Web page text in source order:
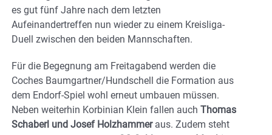
es gut fünf Jahre nach dem letzten
Aufeinandertreffen nun wieder zu einem Kreisliga-
Duell zwischen den beiden Mannschaften.
Für die Begegnung am Freitagabend werden die
Coches Baumgartner/Hundschell die Formation aus
dem Endorf-Spiel wohl erneut umbauen müssen.
Neben weiterhin Korbinian Klein fallen auch Thomas
Schaberl und Josef Holzhammeraus. Zudem steht